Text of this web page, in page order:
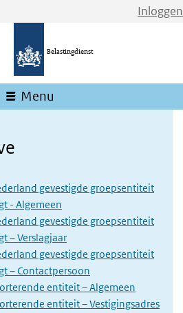
Inloggen
Belastingdienst
Menu
gevestigde groepsentiteit
- Algemeen
gevestigde groepsentiteit
– Verslagjaar
gevestigde groepsentiteit
– Contactpersoon
entiteit – Algemeen
entiteit – Vestigingsadres